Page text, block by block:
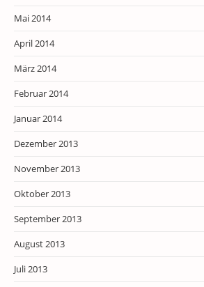
Mai 2014
April 2014
März 2014
Februar 2014
Januar 2014
Dezember 2013
November 2013
Oktober 2013
September 2013
August 2013
Juli 2013